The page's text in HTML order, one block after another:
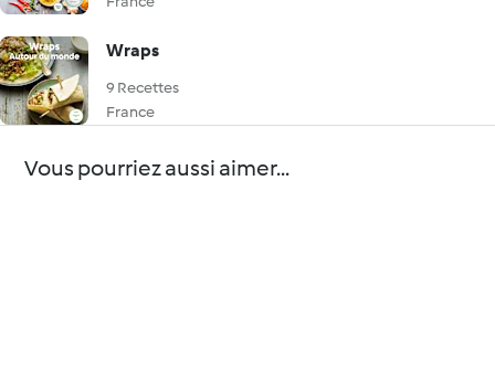
Wraps
9 Recettes
France
Vous pourriez aussi aimer...